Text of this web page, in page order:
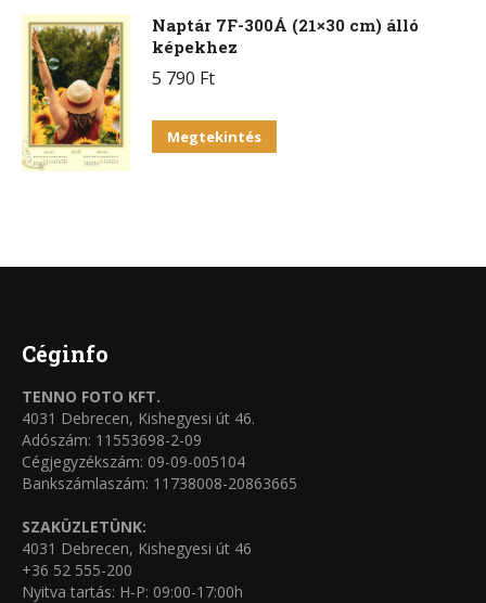
Naptár 7F-300Á (21×30 cm) álló
képekhez
5 790 Ft
Megtekintés
Céginfo
TENNO FOTO KFT.
4031 Debrecen, Kishegyesi út 46.
Adószám: 11553698-2-09
Cégjegyzékszám: 09-09-005104
Bankszámlaszám: 11738008-20863665
SZAKÜZLETÜNK:
4031 Debrecen, Kishegyesi út 46
+36 52 555-200
Nyitva tartás: H-P: 09:00-17:00h